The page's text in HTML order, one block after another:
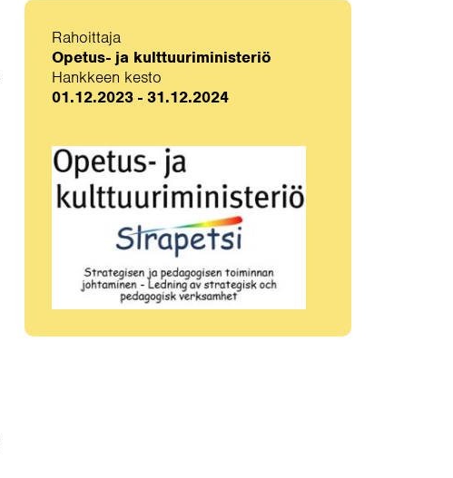
Rahoittaja
Opetus- ja kulttuuriministeriö
Hankkeen kesto
01.12.2023 - 31.12.2024